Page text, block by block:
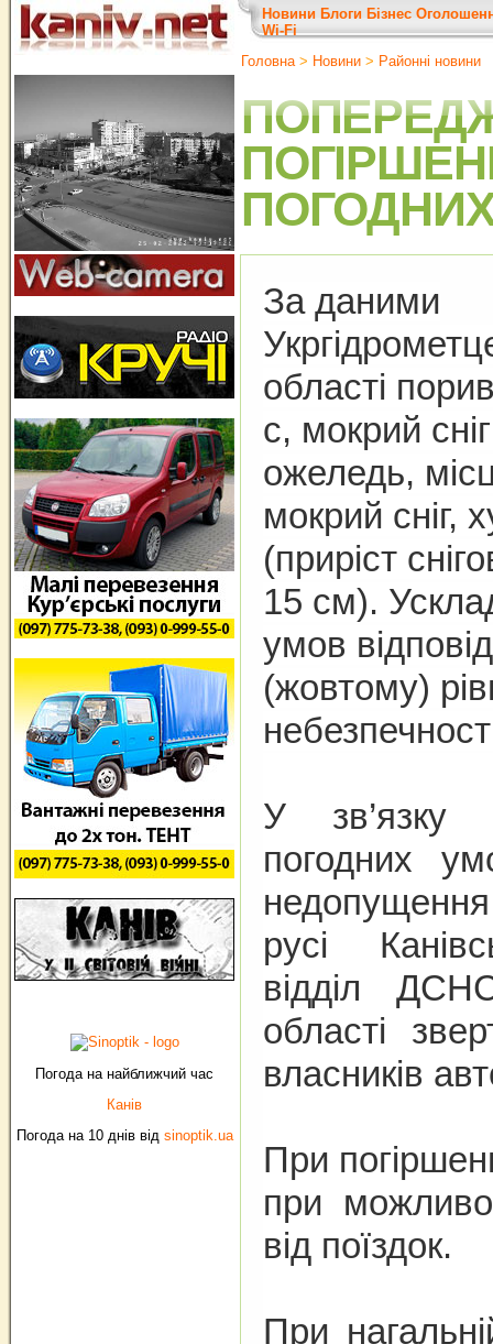
Погода на найближчий час
Канів
Погода на 10 днів від sinoptik.ua
Новини Блоги Бізнес
Wi-Fi
Головна> Новини > Районні новини
За даними
області
с, мокрий
ожеледь,
мокрий сніг,
(приріст
15 см).
умов
(жовтому)
У зв’язку
погодних
русі К
відділ ДСНС
області
власників
При
при
від поїздок.
При